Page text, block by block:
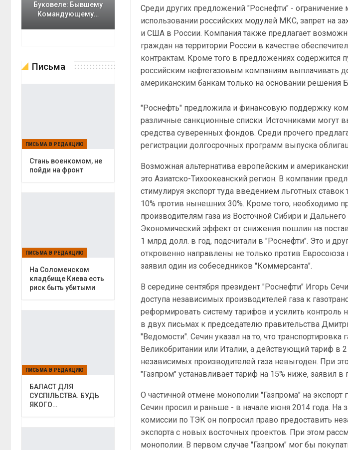
Среди других предложений "Роснефти" -
использовании российских модулей МКС, запрет на
и США в России. Компания также предлагает
граждан на территории России в качестве
контрактам. Кроме того в предложениях содержится
российским нефтегазовым компаниям выплачивать
американским банкам только на основании решения
"Роснефть" предложила и финансовую поддержку
различные санкционные списки. Источниками могут
средства суверенных фондов. Среди прочего
регистрации долгосрочных программ выпуска
Возможная альтернатива европейским и
это Азиатско-Тихоокеанский регион. В компании
стимулируя экспорт туда введением льготных
10% против нынешних 30%. Кроме того, необходимо
производителям газа из Восточной Сибири и Дальнего
Экономический эффект от снижения пошлин на
1 млрд долл. в год, подсчитали в "Роснефти". Это и
откровенно направлены не только против
заявил один из собеседников "Коммерсанта".
В середине сентября президент "Роснефти" Игорь
доступа независимых производителей газа к
реформировать систему тарифов и усилить контроль
в двух письмах к председателю правительства
"Ведомости". Сечин указал на то, что
Великобритании или Италии, а действующий тариф в
независимых производителей газа невыгоден. При
"Газпром" устанавливает тариф на 15% ниже, заявил
О частичной отмене монополии "Газпрома" на
Сечин просил и раньше - в начале июня 2014 года. На
комиссии по ТЭК он попросил право предоставить
экспорта с новых восточных проектов. При этом
монополии. В первом случае "Газпром" мог бы
Буковеле: Бывшему
Командующему…
Письма
ПИСЬМА В РЕДАКЦИЮ
Cтань военкомом, не
пойди на фронт
ПИСЬМА В РЕДАКЦИЮ
На Соломенском
кладбище Киева есть
риск быть убитыми
ПИСЬМА В РЕДАКЦИЮ
БАЛАСТ ДЛЯ
СУСПІЛЬСТВА. БУДЬ
ЯКОГО…